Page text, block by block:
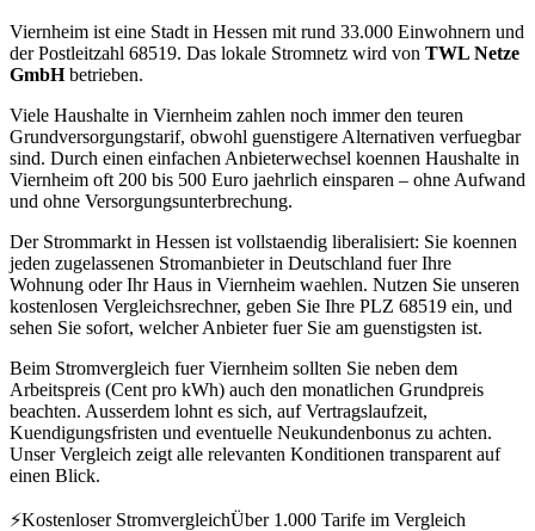
Viernheim ist eine Stadt in Hessen mit rund 33.000 Einwohnern und
der Postleitzahl 68519. Das lokale Stromnetz wird von TWL Netze
GmbHbetrieben.
Viele Haushalte in Viernheim zahlen noch immer den teuren
Grundversorgungstarif, obwohl guenstigere Alternativen verfuegbar
sind. Durch einen einfachen Anbieterwechsel koennen Haushalte in
Viernheim oft 200 bis 500 Euro jaehrlich einsparen – ohne Aufwand
und ohne Versorgungsunterbrechung.
Der Strommarkt in Hessen ist vollstaendig liberalisiert: Sie koennen
jeden zugelassenen Stromanbieter in Deutschland fuer Ihre
Wohnung oder Ihr Haus in Viernheim waehlen. Nutzen Sie unseren
kostenlosen Vergleichsrechner, geben Sie Ihre PLZ 68519 ein, und
sehen Sie sofort, welcher Anbieter fuer Sie am guenstigsten ist.
Beim Stromvergleich fuer Viernheim sollten Sie neben dem
Arbeitspreis (Cent pro kWh) auch den monatlichen Grundpreis
beachten. Ausserdem lohnt es sich, auf Vertragslaufzeit,
Kuendigungsfristen und eventuelle Neukundenbonus zu achten.
Unser Vergleich zeigt alle relevanten Konditionen transparent auf
einen Blick.
⚡Kostenloser StromvergleichÜber 1.000 Tarife im Vergleich